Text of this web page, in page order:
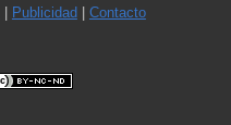
Publicidad Contacto